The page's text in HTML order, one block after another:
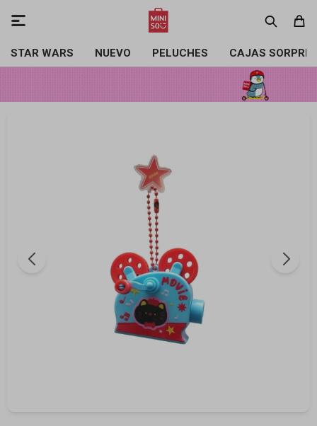
STAR WARS NUEVO PELUCHES CAJAS
